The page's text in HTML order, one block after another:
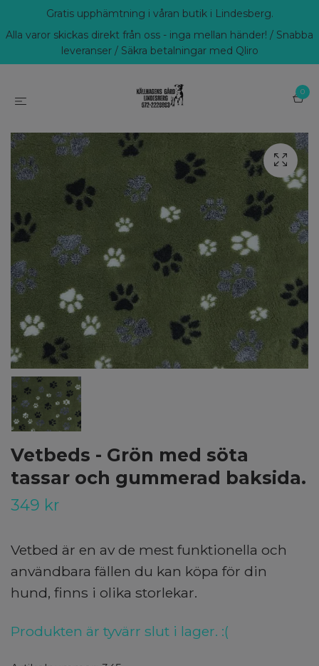
Gratis upphämtning i våran butik i Lindesberg.
Alla varor skickas direkt från oss - inga mellan händer! / Snabba
leveranser / Säkra betalningar med Qliro
0
Vetbeds - Grön med söta
tassar och gummerad baksida.
349 kr
Vetbed är en av de mest funktionella och
användbara fällen du kan köpa för din
hund, finns i olika storlekar.
Produkten är tyvärr slut i lager. :(